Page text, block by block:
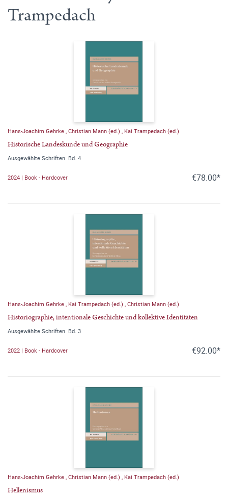
Trampedach
Hans-Joachim Gehrke Christian Mann (ed.) Kai Trampedach (ed.)
Historische Landeskunde und Geographie
Ausgewählte Schriften. Bd. 4
2024 | Book - Hardcover €78.00*
Hans-Joachim Gehrke Kai Trampedach (ed.) Christian Mann (ed.)
Historiographie, intentionale Geschichte und kollektive Identitäten
Ausgewählte Schriften. Bd. 3
2022 | Book - Hardcover €92.00*
Hans-Joachim Gehrke Christian Mann (ed.) Kai Trampedach (ed.)
Hellenismus